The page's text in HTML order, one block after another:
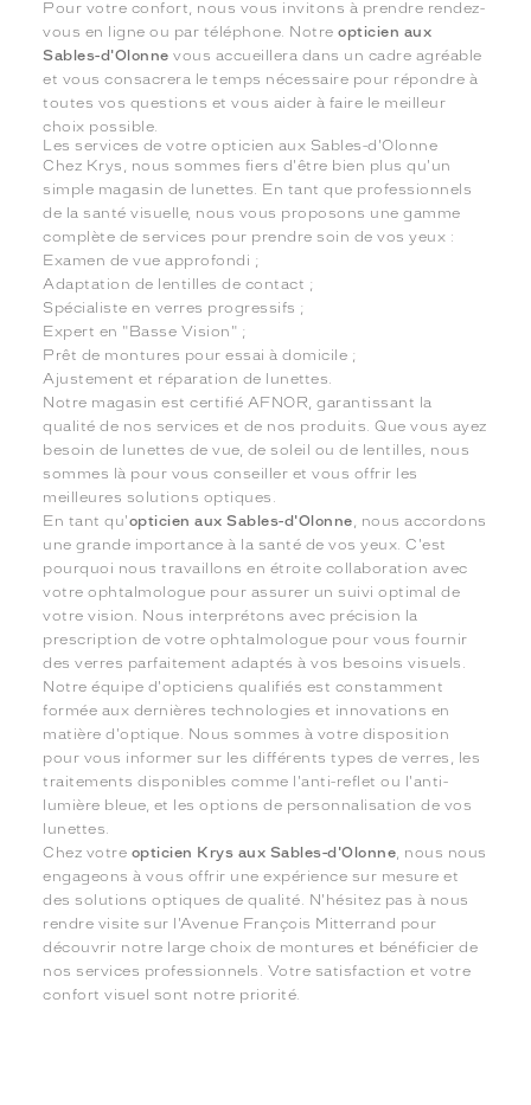
Pour votre confort, nous vous invitons à prendre rendez-
vous en ligne ou par téléphone. Notreopticien aux
Sables-d'Olonne vous accueillera dans un cadre agréable
et vous consacrera le temps nécessaire pour répondre à
toutes vos questions et vous aider à faire le meilleur
choix possible.
Les services de votre opticien aux Sables-d'Olonne
Chez Krys, nous sommes fiers d'être bien plus qu'un
simple magasin de lunettes. En tant que professionnels
de la santé visuelle, nous vous proposons une gamme
complète de services pour prendre soin de vos yeux :
Examen de vue approfondi ;
Adaptation de lentilles de contact ;
Spécialiste en verres progressifs ;
Expert en "Basse Vision" ;
Prêt de montures pour essai à domicile ;
Ajustement et réparation de lunettes.
Notre magasin est certifié AFNOR, garantissant la
qualité de nos services et de nos produits. Que vous ayez
besoin de lunettes de vue, de soleil ou de lentilles, nous
sommes là pour vous conseiller et vous offrir les
meilleures solutions optiques.
En tant qu'opticien aux Sables-d'Olonne, nous accordons
une grande importance à la santé de vos yeux. C'est
pourquoi nous travaillons en étroite collaboration avec
votre ophtalmologue pour assurer un suivi optimal de
votre vision. Nous interprétons avec précision la
prescription de votre ophtalmologue pour vous fournir
des verres parfaitement adaptés à vos besoins visuels.
Notre équipe d'opticiens qualifiés est constamment
formée aux dernières technologies et innovations en
matière d'optique. Nous sommes à votre disposition
pour vous informer sur les différents types de verres, les
traitements disponibles comme l'anti-reflet ou l'anti-
lumière bleue, et les options de personnalisation de vos
lunettes.
Chez votre opticien Krys aux Sables-d'Olonne, nous nous
engageons à vous offrir une expérience sur mesure et
des solutions optiques de qualité. N'hésitez pas à nous
rendre visite sur l'Avenue François Mitterrand pour
découvrir notre large choix de montures et bénéficier de
nos services professionnels. Votre satisfaction et votre
confort visuel sont notre priorité.